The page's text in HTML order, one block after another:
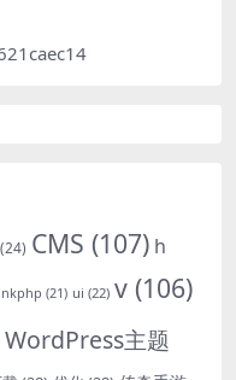
(24) CMS (107) h
(21) ui (22) v (106)
WordPress主题